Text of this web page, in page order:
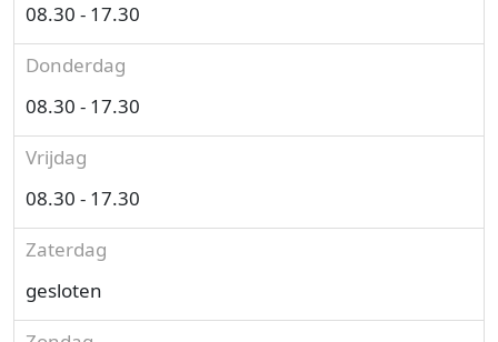
08.30 - 17.30
Donderdag
08.30 - 17.30
Vrijdag
08.30 - 17.30
Zaterdag
gesloten